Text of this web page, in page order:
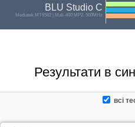
BLU Studio C
Mediatek MT6582 | Mali-400 MP2, 500MHz
Результати в
всі